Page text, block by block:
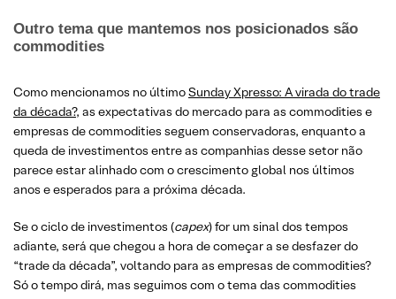
Outro tema que mantemos nos posicionados são
commodities
Como mencionamos no últimoSunday Xpresso: A virada do trade
da década?, as expectativas do mercado para as commodities e
empresas de commodities seguem conservadoras, enquanto a
queda de investimentos entre as companhias desse setor não
parece estar alinhado com o crescimento global nos últimos
anos e esperados para a próxima década.
Se o ciclo de investimentos (capex) for um sinal dos tempos
adiante, será que chegou a hora de começar a se desfazer do
“trade da década”, voltando para as empresas de commodities?
Só o tempo dirá, mas seguimos com o tema das commodities